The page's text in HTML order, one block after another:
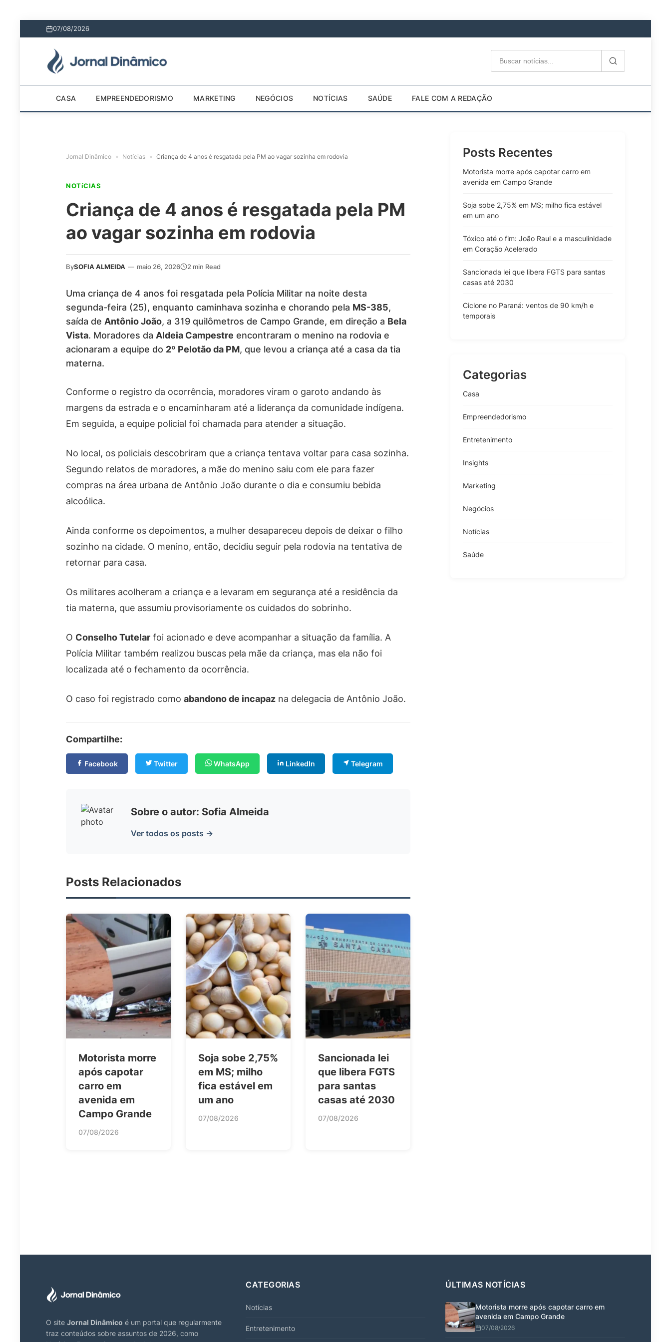
07/08/2026
CASA EMPREENDEDORISMO MARKETING NEGÓCIOS NOTÍCIAS SAÚDE FALE COM A REDAÇÃO
Jornal Dinâmico » Notícias » Criança de 4 anos é resgatada pela PM ao vagar sozinha em rodovia
NOTíCIAS
Criança de 4 anos é resgatada pela PM
ao vagar sozinha em rodovia
BySOFIA ALMEIDA — maio 26, 2026 2 min Read
Uma criança de 4 anos foi resgatada pela Polícia Militar na noite desta
segunda-feira (25), enquanto caminhava sozinha e chorando pela MS-385,
saída de Antônio João, a 319 quilômetros de Campo Grande, em direção a Bela
Vista. Moradores da Aldeia Campestre encontraram o menino na rodovia e
acionaram a equipe do 2º Pelotão da PM, que levou a criança até a casa da tia
materna.
Conforme o registro da ocorrência, moradores viram o garoto andando às
margens da estrada e o encaminharam até a liderança da comunidade indígena.
Em seguida, a equipe policial foi chamada para atender a situação.
No local, os policiais descobriram que a criança tentava voltar para casa sozinha.
Segundo relatos de moradores, a mãe do menino saiu com ele para fazer
compras na área urbana de Antônio João durante o dia e consumiu bebida
alcoólica.
Ainda conforme os depoimentos, a mulher desapareceu depois de deixar o filho
sozinho na cidade. O menino, então, decidiu seguir pela rodovia na tentativa de
retornar para casa.
Os militares acolheram a criança e a levaram em segurança até a residência da
tia materna, que assumiu provisoriamente os cuidados do sobrinho.
O Conselho Tutelar foi acionado e deve acompanhar a situação da família. A
Polícia Militar também realizou buscas pela mãe da criança, mas ela não foi
localizada até o fechamento da ocorrência.
O caso foi registrado como abandono de incapaz na delegacia de Antônio João.
Compartilhe:
Facebook Twitter WhatsApp LinkedIn Telegram
Sobre o autor: Sofia Almeida
Ver todos os posts →
Posts Relacionados
Motorista morre
após capotar
carro em
avenida em
Campo Grande
07/08/2026
Soja sobe 2,75%
em MS; milho
fica estável em
um ano
07/08/2026
Sancionada lei
que libera FGTS
para santas
casas até 2030
07/08/2026
Posts Recentes
Motorista morre após capotar carro em
avenida em Campo Grande
Soja sobe 2,75% em MS; milho fica estável
em um ano
Tóxico até o fim: João Raul e a masculinidade
em Coração Acelerado
Sancionada lei que libera FGTS para santas
casas até 2030
Ciclone no Paraná: ventos de 90 km/h e
temporais
Categorias
Casa
Empreendedorismo
Entretenimento
Insights
Marketing
Negócios
Notícias
Saúde
O site Jornal Dinâmico é um portal que regularmente
traz conteúdos sobre assuntos de 2026, como
CATEGORIAS
Notícias
Entretenimento
ÚLTIMAS NOTÍCIAS
Motorista morre após capotar carro em
avenida em Campo Grande
07/08/2026